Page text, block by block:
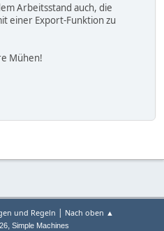
Arbeitsstand auch, die
einer Export-Funktion zu
Mühen!
und Regeln | Nach oben ▲
, Simple Machines